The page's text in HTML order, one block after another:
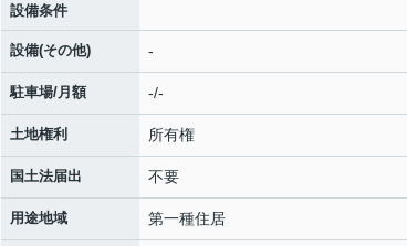
設備条件
設備(その他) -
駐車場/月額 -/-
土地権利 所有権
国土法届出 不要
用途地域 第一種住居